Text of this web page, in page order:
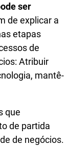
ser
de explicar a
etapas
de
Atribuir
mantê-
que
de partida
de negócios.